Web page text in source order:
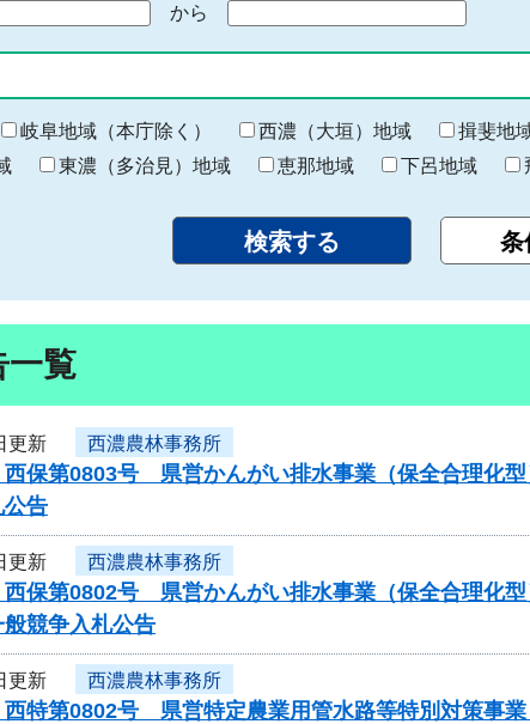
から
終
わ
り
岐阜地域（本庁除く） 西濃（大垣）地域 揖斐地
東濃（多治見）地域 恵那地域 下呂地域
一覧
更新 西濃農林事務所
西保第0803号 県営かんがい排水事業（保全合理
公告
更新 西濃農林事務所
西保第0802号 県営かんがい排水事業（保全合理
競争入札公告
更新 西濃農林事務所
西特第0802号 県営特定農業用管水路等特別対策